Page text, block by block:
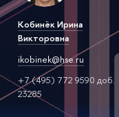
Кобинёк Ирина
Викторовна
ikobinek@hse.ru
+7 (495) 772 9590 доб.
23285